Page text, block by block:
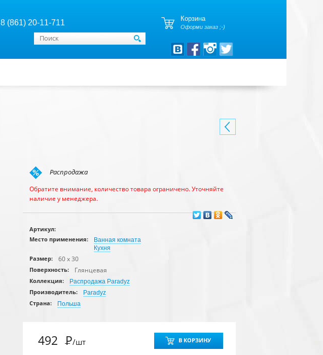
8 (861) 20-11-711 Корзина
Оформи заказ ;-)
Форма поиска
Поиск
Распродажа
Обратите внимание, количество товара ограничено. Уточняйте
наличие у менеджера.
Артикул:
Место применения:
Ванная комната
Кухня
Размер:
60 x 30
Поверхность: Глянцевая
Коллекция:
Распродажа Paradyz
Производитель:
Paradyz
Страна:
Польша
492 Р/шт В КОРЗИНУ